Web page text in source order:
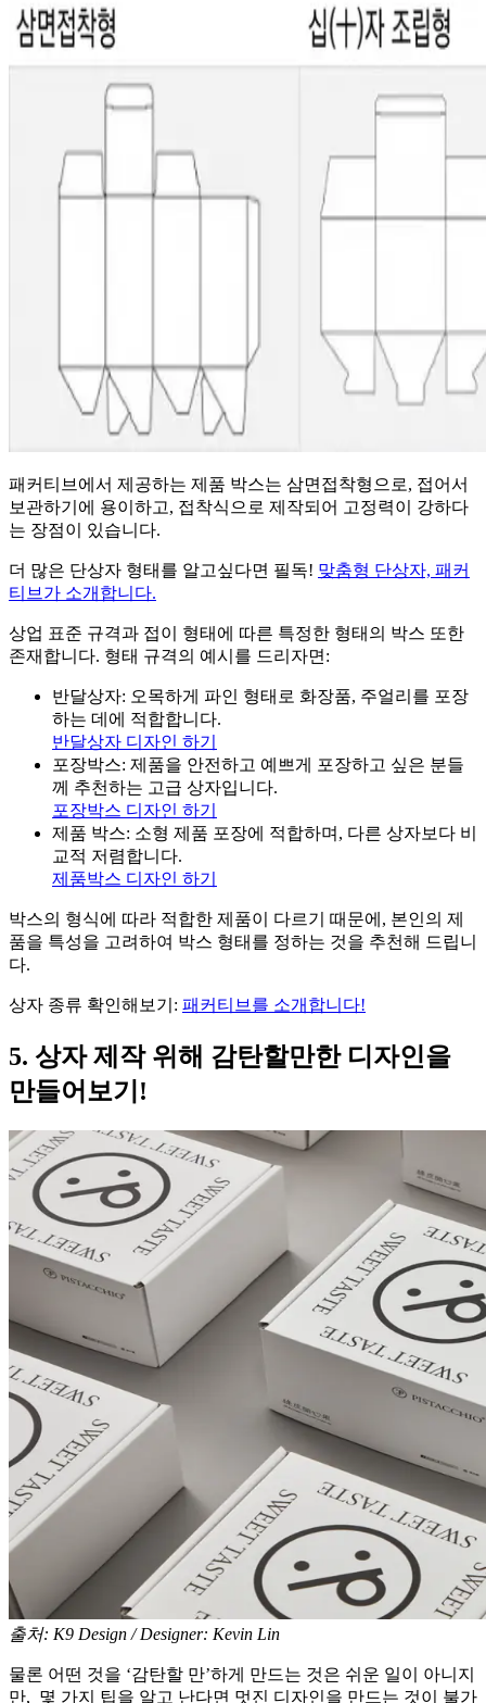
패커티브에서 제공하는 제품 박스는 삼면접착형으로, 접어서
보관하기에 용이하고, 접착식으로 제작되어 고정력이 강하다
는 장점이 있습니다.
더 많은 단상자 형태를 알고싶다면 필독! 맞춤형 단상자, 패커
티브가 소개합니다.
상업 표준 규격과 접이 형태에 따른 특정한 형태의 박스 또한
존재합니다. 형태 규격의 예시를 드리자면:
반달상자: 오목하게 파인 형태로 화장품, 주얼리를 포장
하는 데에 적합합니다.
반달상자 디자인 하기
포장박스: 제품을 안전하고 예쁘게 포장하고 싶은 분들
께 추천하는 고급 상자입니다.
포장박스 디자인 하기
제품 박스: 소형 제품 포장에 적합하며, 다른 상자보다 비
교적 저렴합니다.
제품박스 디자인 하기
박스의 형식에 따라 적합한 제품이 다르기 때문에, 본인의 제
품을 특성을 고려하여 박스 형태를 정하는 것을 추천해 드립니
다.
상자 종류 확인해보기: 패커티브를 소개합니다!
5. 상자 제작 위해 감탄할만한 디자인을
만들어보기!
출처: K9 Design / Designer: Kevin Lin
물론 어떤 것을 ‘감탄할 만’하게 만드는 것은 쉬운 일이 아니지
만, 몇 가지 팁을 알고 난다면 멋진 디자인을 만드는 것이 불가